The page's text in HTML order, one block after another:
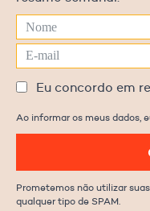
Eu concordo em
Ao informar os meus dados,
Prometemos não utilizar
qualquer tipo de SPAM.